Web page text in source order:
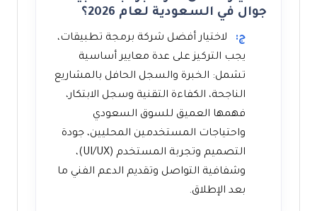
جوال في السعودية لعام 2026؟
ج:
لاختيار أفضل شركة برمجة تطبيقات،
يجب التركيز على عدة معايير أساسية
تشمل: الخبرة والسجل الحافل بالمشاريع
الناجحة، الكفاءة التقنية وسجل الابتكار،
فهمها العميق للسوق السعودي
واحتياجات المستخدمين المحليين، جودة
التصميم وتجربة المستخدم (UI/UX)،
وشفافية التواصل وتقديم الدعم الفني ما
بعد الإطلاق.